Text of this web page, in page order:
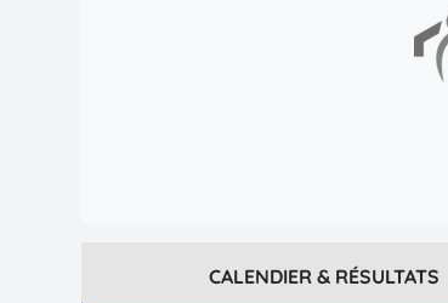
CALENDIER & RÉSULTATS